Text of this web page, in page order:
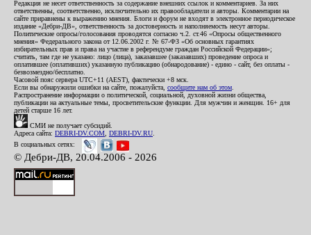
Редакция не несет ответственность за содержание внешних ссылок и комментариев. За них
ответственны, соответственно, исключительно их правообладатели и авторы. Комментарии на
сайте приравнены к выражению мнения. Блоги и форум не входят в электронное периодическое
издание «Дебри-ДВ», ответственность за достоверность и наполняемость несут авторы.
Политические опросы/голосования проводятся согласно ч.2. ст.46 «Опросы общественного
мнения» Федерального закона от 12.06.2002 г. № 67-ФЗ «Об основных гарантиях
избирательных прав и права на участие в референдуме граждан Российской Федерации»;
считать, там где не указано: лицо (лица), заказавшее (заказавших) проведение опроса и
оплатившее (оплативших) указанную публикацию (обнародование) - едино - сайт, без оплаты -
безвозмездно/бесплатно.
Часовой пояс сервера UTC+11 (AEST), фактически +8 мск.
Если вы обнаружили ошибки на сайте, пожалуйста, сообщите нам об этом
Распространение информации о политической, социальной, духовной жизни общества,
публикации на актуальные темы, просветительские функции. Для мужчин и женщин. 16+ для
детей старше 16 лет.
СМИ не получает субсидий.
Адреса сайта: DEBRI-DV.COM DEBRI-DV.RU
В социальных сетях:
© Дебри-ДВ, 20.04.2006 - 2026